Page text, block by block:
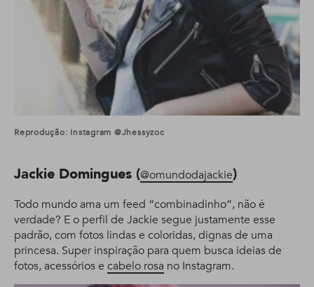
Reprodução: Instagram @jhessyzoc
Jackie Domingues (@omundodajackie)
Todo mundo ama um feed “combinadinho”, não é
verdade? E o perfil de Jackie segue justamente esse
padrão, com fotos lindas e coloridas, dignas de uma
princesa. Super inspiração para quem busca ideias de
fotos, acessórios e cabelo rosa no Instagram.